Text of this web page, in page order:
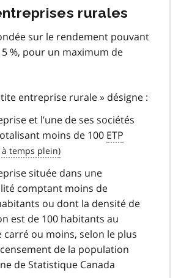
rurales
sur le rendement pouvant
%, pour un maximum de
entreprise rurale » désigne :
et l’une de ses sociétés
moins de 100 ETP
située dans une
comptant moins de
ou dont la densité de
est de 100 habitants au
carré ou moins, selon le plus
de la population
de Statistique Canada